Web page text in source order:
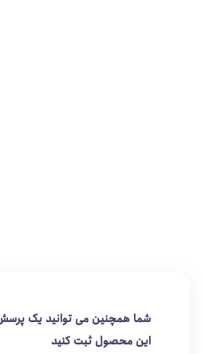
شما همچنین می توانید یک
این محصول ثبت کنید